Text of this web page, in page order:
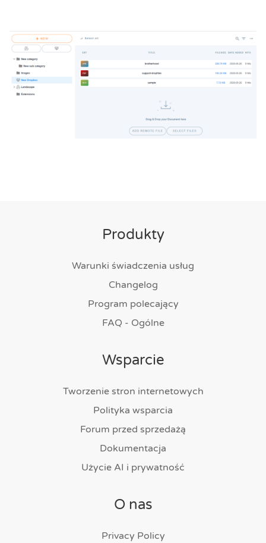
Produkty
Warunki świadczenia usług
Changelog
Program polecający
FAQ - Ogólne
Wsparcie
Tworzenie stron internetowych
Polityka wsparcia
Forum przed sprzedażą
Dokumentacja
Użycie AI i prywatność
O nas
Privacy Policy